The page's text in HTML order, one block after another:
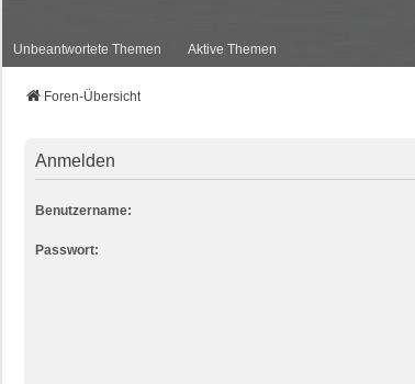
Unbeantwortete Themen Aktive Themen
Foren-Übersicht
Anmelden
Benutzername:
Passwort: